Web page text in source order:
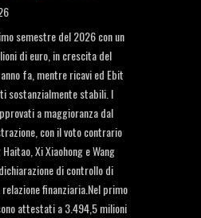
semestre del 2026 con un
di euro, in crescita del
fa, mentre ricavi ed Ebit
sostanzialmente stabili. I
a maggioranza dal
con il voto contrario
Xi Xiaohong e Wang
di controllo di
finanziaria.Nel primo
attestati a 3.494,5 milioni